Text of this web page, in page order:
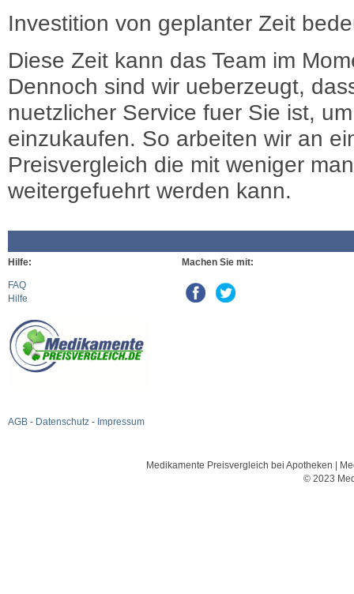
Investition von geplanter Zeit
Diese Zeit kann das Team im
Dennoch sind wir ueberzeugt,
nuetzlicher Service fuer Sie ist,
einzukaufen. So arbeiten wir an
Preisvergleich die mit weniger
weitergefuehrt werden kann.
Hilfe:
FAQ
Hilfe
AGB - Datenschutz - Impressum
Machen Sie mit:
Medikamente Preisvergleich bei Apotheken |
© 2023